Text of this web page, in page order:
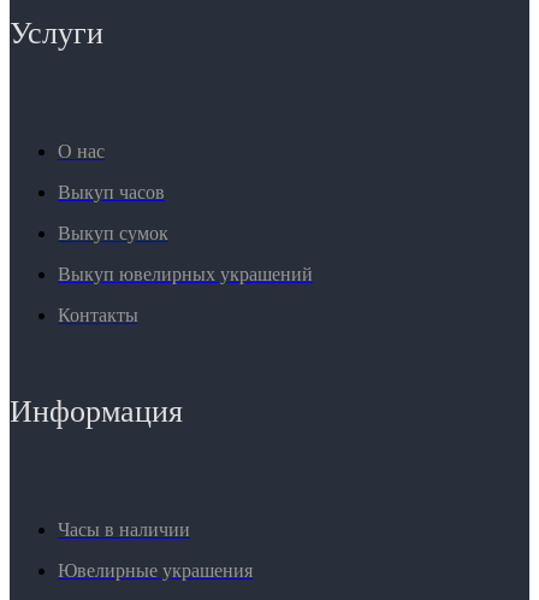
Услуги
О нас
Выкуп часов
Выкуп сумок
Выкуп ювелирных украшений
Контакты
Информация
Часы в наличии
Ювелирные украшения